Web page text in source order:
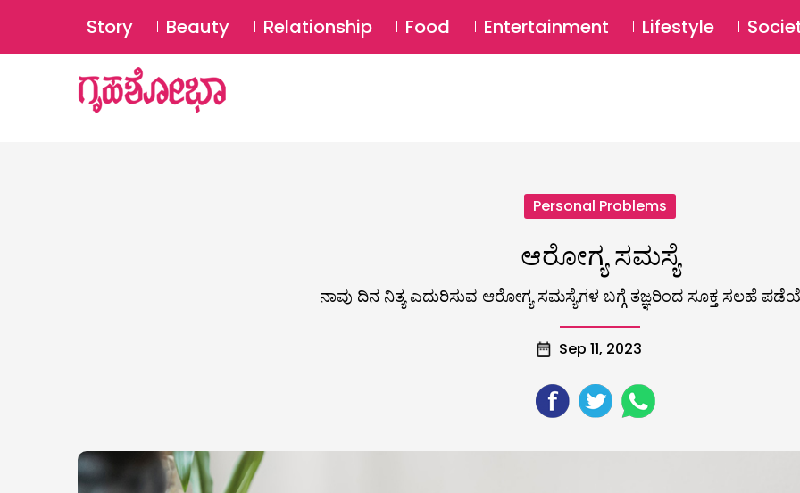
Story Beauty Relationship Food Entertainment Lifestyle
Personal Problems
ಆರೋಗ್ಯ ಸಮಸ್ಯೆ
ನಾವು ದಿನ ನಿತ್ಯ ಎದುರಿಸುವ ಆರೋಗ್ಯ ಸಮಸ್ಯೆಗಳ ಬಗ್ಗೆ ತಜ್ಞರಿಂದ ಸೂಕ್ತ ಸಲಹೆ
Sep 11, 2023